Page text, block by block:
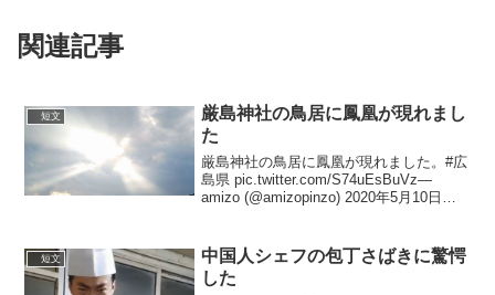
関連記事
短文
厳島神社の鳥居に鳳凰が現れまし
た
厳島神社の鳥居に鳳凰が現れました。#広
島県 pic.twitter.com/S74uEsBuVz—
amizo (@amizopinzo) 2020年5月10日以
な景色...
短文
中国人シェフの包丁さばきに驚愕
した